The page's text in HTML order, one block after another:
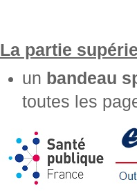
La partie
un bandeau
toutes les